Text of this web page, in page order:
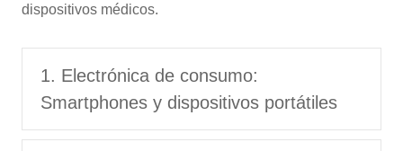
dispositivos médicos.
1. Electrónica de consumo:
Smartphones y dispositivos portátiles